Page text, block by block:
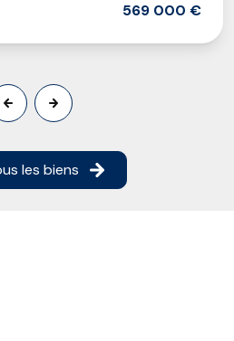
569 000 €
les biens